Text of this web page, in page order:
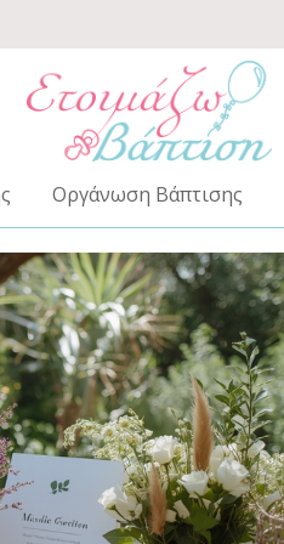
Οργάνωση Βάπτισης